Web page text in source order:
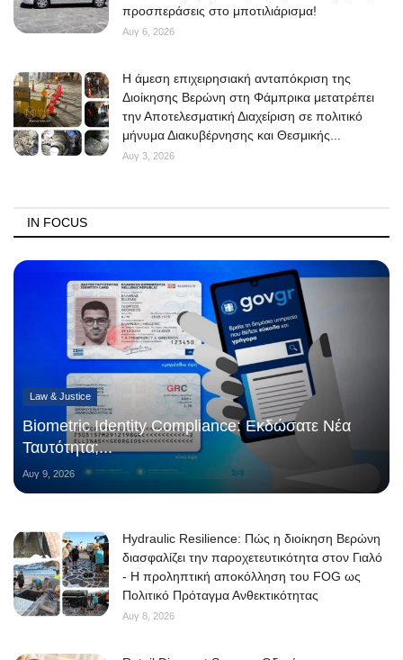
προσπεράσεις στο μποτιλιάρισμα!
Αυγ 6, 2026
Η άμεση επιχειρησιακή ανταπόκριση της
Διοίκησης Βερώνη στη Φάμπρικα μετατρέπει
την Αποτελεσματική Διαχείριση σε πολιτικό
μήνυμα Διακυβέρνησης και Θεσμικής...
Αυγ 3, 2026
IN FOCUS
Law & Justice
Biometric Identity Compliance: Εκδώσατε Νέα
Ταυτότητα;...
Αυγ 9, 2026
Hydraulic Resilience: Πώς η διοίκηση Βερώνη
διασφαλίζει την παροχετευτικότητα στον Γιαλό
- Η προληπτική αποκόλληση του FOG ως
Πολιτικό Πρόταγμα Ανθεκτικότητας
Αυγ 8, 2026